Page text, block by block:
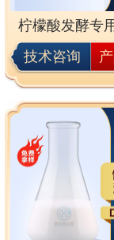
柠檬酸发酵专
技术咨询